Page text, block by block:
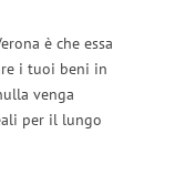
è che essa
i tuoi beni in
venga
per il lungo